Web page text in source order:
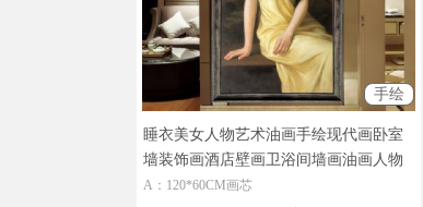
手绘
睡衣美女人物艺术油画手绘现代画卧室
墙装饰画酒店壁画卫浴间墙画油画人物
画
人物油画，实物拍摄，现货图片，在
A：120*60CM画芯